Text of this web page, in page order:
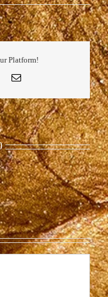
Platform!
PinterestEmail